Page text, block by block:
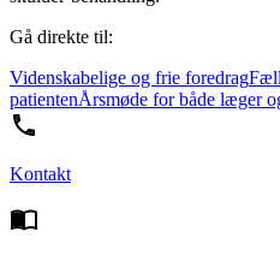
Gå direkte til:
Videnskabelige og frie foredrag
patientenÅrsmøde for både læger
Kontakt